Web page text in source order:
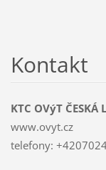
Kontakt
KTC OVýT
www.ovyt.cz
telefony: